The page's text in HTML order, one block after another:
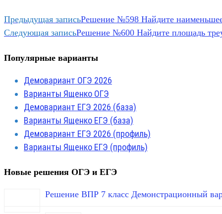
Предыдущая записьРешение №598 Найдите
Следующая записьРешение №600 Найдите площадь
Популярные варианты
Демовариант ОГЭ 2026
Варианты Ященко ОГЭ
Демовариант ЕГЭ 2026 (база)
Варианты Ященко ЕГЭ (база)
Демовариант ЕГЭ 2026 (профиль)
Варианты Ященко ЕГЭ (профиль)
Новые решения ОГЭ и ЕГЭ
Решение ВПР 7 класс Демонстрационный